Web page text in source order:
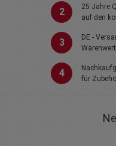
2
25 Jahre
auf den
3
DE -
4
für